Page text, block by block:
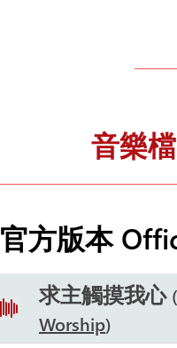
音樂檔
官方版本
求主觸摸我心
Worship